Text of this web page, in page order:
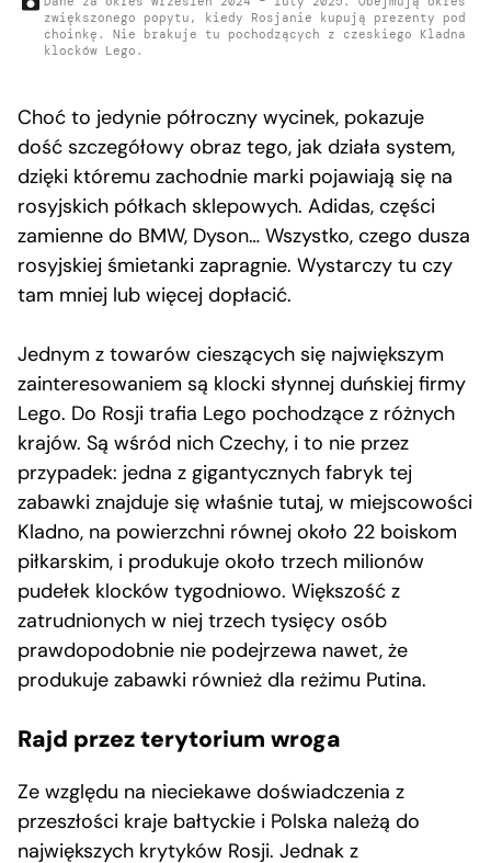
zwiększonego popytu, kiedy Rosjanie kupują prezenty pod
choinkę. Nie brakuje tu pochodzących z czeskiego Kladna
klocków Lego.
Choć to jedynie półroczny wycinek, pokazuje
dość szczegółowy obraz tego, jak działa system,
dzięki któremu zachodnie marki pojawiają się na
rosyjskich półkach sklepowych. Adidas, części
zamienne do BMW, Dyson… Wszystko, czego dusza
rosyjskiej śmietanki zapragnie. Wystarczy tu czy
tam mniej lub więcej dopłacić.
Jednym z towarów cieszących się największym
zainteresowaniem są klocki słynnej duńskiej firmy
Lego. Do Rosji trafia Lego pochodzące z różnych
krajów. Są wśród nich Czechy, i to nie przez
przypadek: jedna z gigantycznych fabryk tej
zabawki znajduje się właśnie tutaj, w miejscowości
Kladno, na powierzchni równej około 22 boiskom
piłkarskim, i produkuje około trzech milionów
pudełek klocków tygodniowo. Większość z
zatrudnionych w niej trzech tysięcy osób
prawdopodobnie nie podejrzewa nawet, że
produkuje zabawki również dla reżimu Putina.
Rajd przez terytorium wroga
Ze względu na nieciekawe doświadczenia z
przeszłości kraje bałtyckie i Polska należą do
największych krytyków Rosji. Jednak z